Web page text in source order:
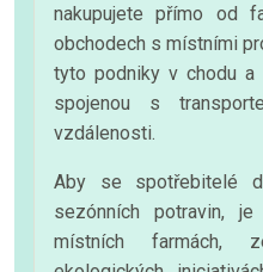
nakupujete přímo od
obchodech s místními
tyto podniky v chodu a
spojenou s
vzdálenosti.
Aby se spotřebitelé
sezónních potravin,
místních farmách,